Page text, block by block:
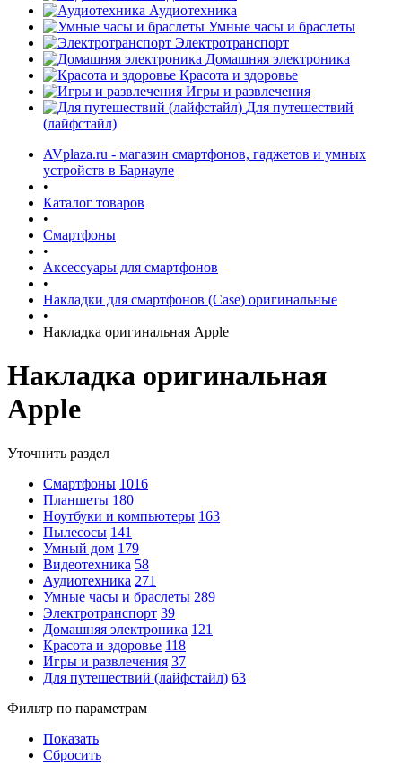
Аудиотехника
Умные часы и браслеты
Электротранспорт
Домашняя электроника
Красота и здоровье
Игры и развлечения
Для путешествий
(лайфстайл)
AVplaza.ru - магазин смартфонов, гаджетов и умных
устройств в Барнауле
•
Каталог товаров
•
Смартфоны
•
Аксессуары для смартфонов
•
Накладки для смартфонов (Case) оригинальные
•
Накладка оригинальная Apple
Накладка оригинальная
Apple
Уточнить раздел
Смартфоны 1016
Планшеты 180
Ноутбуки и компьютеры 163
Пылесосы 141
Умный дом 179
Видеотехника 58
Аудиотехника 271
Умные часы и браслеты 289
Электротранспорт 39
Домашняя электроника 121
Красота и здоровье 118
Игры и развлечения 37
Для путешествий (лайфстайл) 63
Фильтр по параметрам
Показать
Сбросить